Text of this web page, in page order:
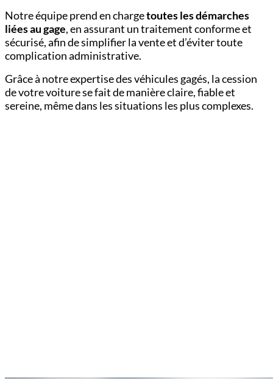
Notre équipe prend en chargetoutes les démarches
liées au gage, en assurant un traitement conforme et
sécurisé, afin de simplifier la vente et d’éviter toute
complication administrative.
Grâce à notre expertise des véhicules gagés, la cession
de votre voiture se fait de manière claire, fiable et
sereine, même dans les situations les plus complexes.